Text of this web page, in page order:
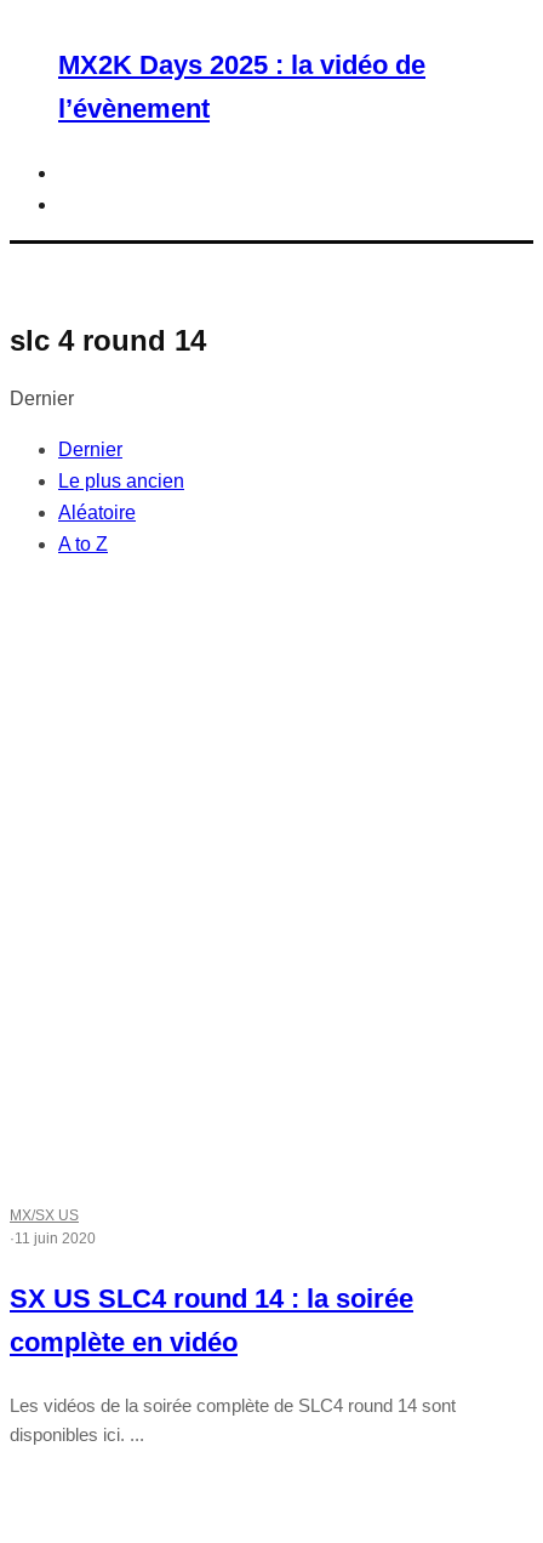
MX2K Days 2025 : la vidéo de
l’évènement
slc 4 round 14
Dernier
Dernier
Le plus ancien
Aléatoire
A to Z
MX/SX US
·11 juin 2020
SX US SLC4 round 14 : la soirée
complète en vidéo
Les vidéos de la soirée complète de SLC4 round 14 sont
disponibles ici. ...